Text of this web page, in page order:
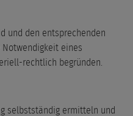
und den entsprechenden
eines
rechtlich begründen.
selbstständig ermitteln und